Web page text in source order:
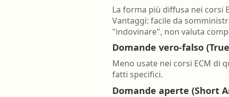
La forma più diffusa nei corsi
Vantaggi: facile da
"indovinare", non valuta
Domande vero-falso
Meno usate nei corsi ECM di
fatti specifici.
Domande aperte (Short